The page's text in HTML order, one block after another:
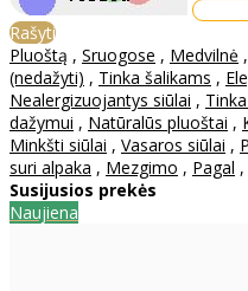
Rašyti
Pluoštą , Sruogose , Medvilnė ,
(nedažyti) , Tinka šalikams ,
Nealergizuojantys siūlai ,
dažymui , Natūralūs pluoštai ,
Minkšti siūlai , Vasaros siūlai ,
suri alpaka , Mezgimo , Pagal ,
Susijusios prekės
Naujiena